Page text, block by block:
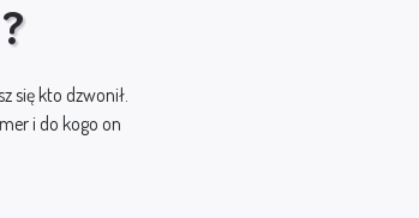
się kto dzwonił.
i do kogo on